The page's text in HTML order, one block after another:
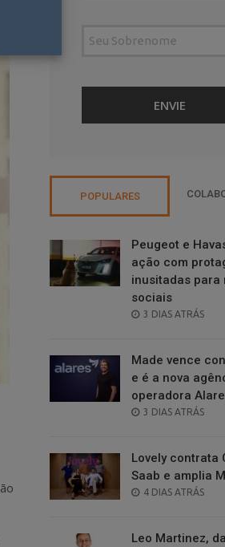
POPULARES
Peugeot e
ação com
inusitadas para
sociais
POSTED
3 DIAS ATRÁS
Made vence
e é a nova
operadora
POSTED
3 DIAS ATRÁS
Lovely contrata
Saab e amplia
POSTED
4 DIAS ATRÁS
Leo Martinez,